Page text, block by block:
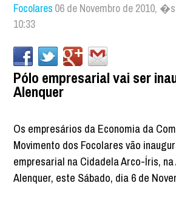
Focolares 06 de Novembro de 2010, �s
10:33
Pólo empresarial vai ser
Alenquer
Os empresários da Economia da
Movimento dos Focolares vão
empresarial na Cidadela Arco-Íris,
Alenquer, este Sábado, dia 6 de